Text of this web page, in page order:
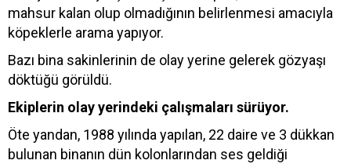
mahsur kalan olup olmadığının belirlenmesi amacıyla
köpeklerle arama yapıyor.
Bazı bina sakinlerinin de olay yerine gelerek gözyaşı
döktüğü görüldü.
Ekiplerin olay yerindeki çalışmaları sürüyor.
Öte yandan, 1988 yılında yapılan, 22 daire ve 3 dükkan
bulunan binanın dün kolonlarından ses geldiği